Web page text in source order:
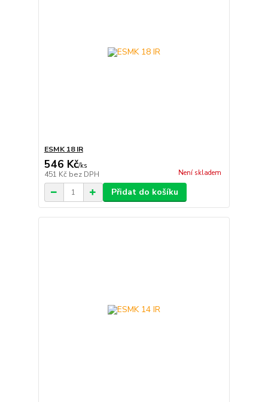
ESMK 18 IR
546 Kč/ks
451 Kč bez DPH Není skladem
Přidat do košíku